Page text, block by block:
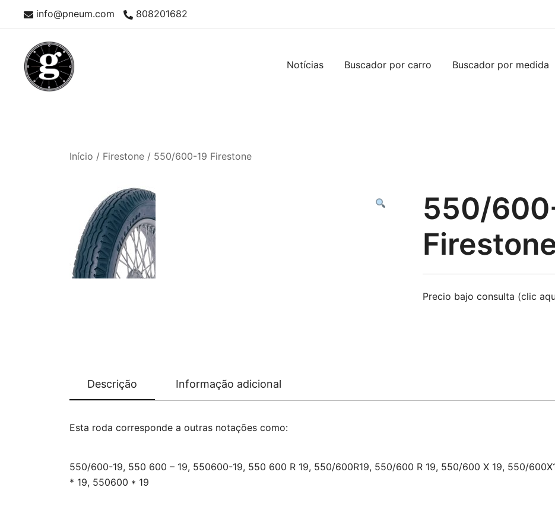
info@pneum.com 808201682
Notícias Buscador por carro Buscador por medida
Início / Firestone / 550/600-19 Firestone
550/
Precio bajo consulta (clic
Descrição Informação adicional
Esta roda corresponde a outras notações como:
550/600-19, 550 600 – 19, 550600-19, 550 600 R 19, 550/600R19, 550/600 R 19, 550/600 X 19, 550/
* 19, 550600 * 19